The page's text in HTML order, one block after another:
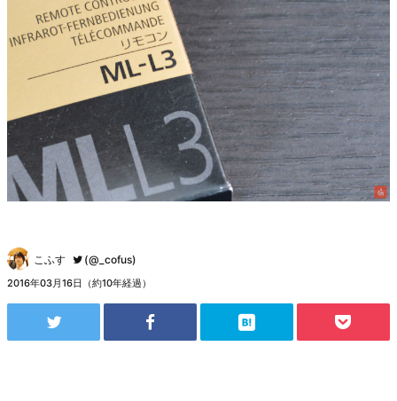
こふす (@_cofus)
2016年03月16日（約10年経過）